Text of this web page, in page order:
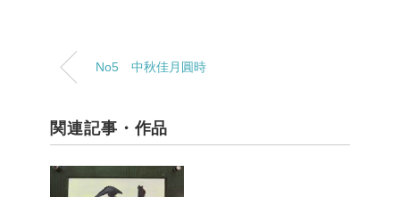
No5 中秋佳月圓時
関連記事・作品